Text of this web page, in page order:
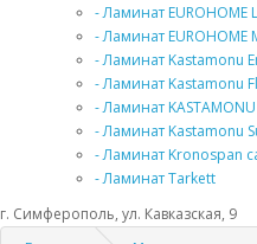
- Ламинат EUROHOME
- Ламинат EUROHOME
- Ламинат Kastamonu
- Ламинат Kastamonu
- Ламинат
- Ламинат Kastamonu
- Ламинат Kronospan
- Ламинат Tarkett
г. Симферополь, ул. Кавказская, 9